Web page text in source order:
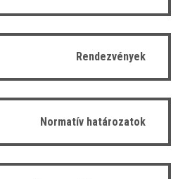
Rendezvények
Normatív határozatok